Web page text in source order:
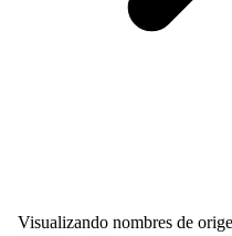
Visualizando nombres de